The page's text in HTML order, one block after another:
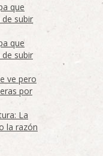
que
subir
que
subir
ve pero
por
La
la razón